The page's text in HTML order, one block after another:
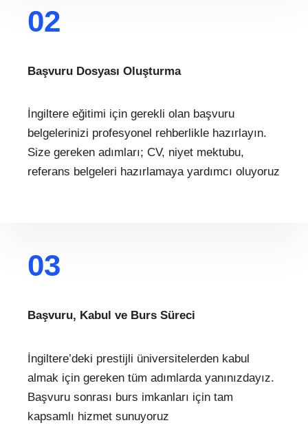
02
Başvuru Dosyası Oluşturma
İngiltere eğitimi için gerekli olan başvuru
belgelerinizi profesyonel rehberlikle hazırlayın.
Size gereken adımları; CV, niyet mektubu,
referans belgeleri hazırlamaya yardımcı oluyoruz
03
Başvuru, Kabul ve Burs Süreci
İngiltere’deki prestijli üniversitelerden kabul
almak için gereken tüm adımlarda yanınızdayız.
Başvuru sonrası burs imkanları için tam
kapsamlı hizmet sunuyoruz